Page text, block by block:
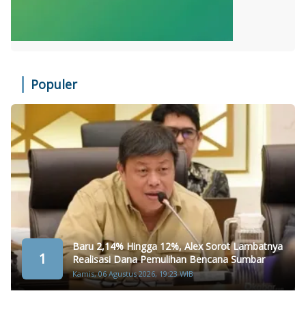
Populer
1
Baru 2,14% Hingga 12%, Alex Sorot Lambatnya
Realisasi Dana Pemulihan Bencana Sumbar
Kamis, 06 Agustus 2026, 19:23 WIB